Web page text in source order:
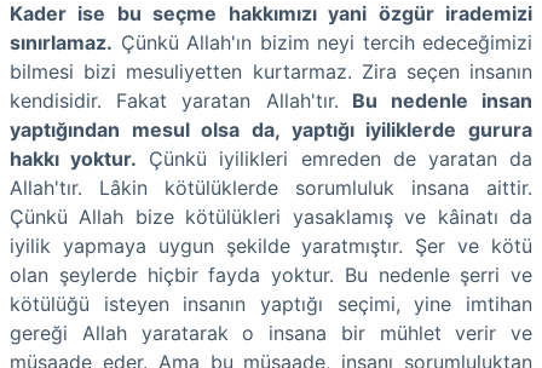
Kader ise bu seçme hakkımızı yani özgür irademizi
sınırlamaz. Çünkü Allah'ın bizim neyi tercih edeceğimizi
bilmesi bizi mesuliyetten kurtarmaz. Zira seçen insanın
kendisidir. Fakat yaratan Allah'tır. Bu nedenle insan
yaptığından mesul olsa da, yaptığı iyiliklerde gurura
hakkı yoktur. Çünkü iyilikleri emreden de yaratan da
Allah'tır. Lâkin kötülüklerde sorumluluk insana aittir.
Çünkü Allah bize kötülükleri yasaklamış ve kâinatı da
iyilik yapmaya uygun şekilde yaratmıştır. Şer ve kötü
olan şeylerde hiçbir fayda yoktur. Bu nedenle şerri ve
kötülüğü isteyen insanın yaptığı seçimi, yine imtihan
gereği Allah yaratarak o insana bir mühlet verir ve
müsaade eder. Ama bu müsaade, insanı sorumluluktan